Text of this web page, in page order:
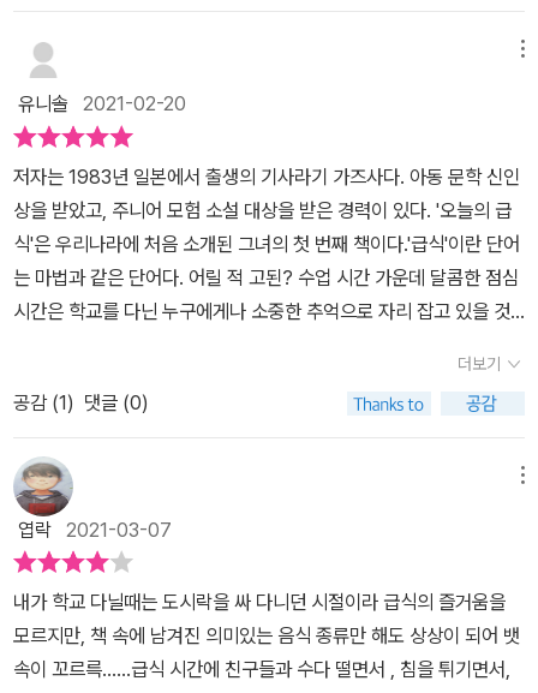
지 하다. 그리고 고민마다 등장하는 급식 메뉴는 이야기 속에서 사건
의 실마리가 되어 주기도 하고, 결정적인 계기가 되기도 하고, 힘든 순
간에 응원과 위로를 건네주기도 한다. 청소년의 맑고 행복한 삶을 응
원하는 저자의 태도가 음식마다 촘촘히 배어 있어, 주인공에게 가 닿
을 때 따뜻한 온기로 아이들을 포근히 감싸는 것이다. 주인공 여섯 학
생들 외에 등장하는 모든 인물들도 주목할 만하다. 미키와 고즈에가
화해할 수 있도록 아이디어를 제시하는 도모카, 늘 혼자 있는 기요노
에게 먼저 다가가 친근히 말을 건네는 야마자키, 마사토의 남모를 고
민을 진지하게 들어주고 응원을 건네는 원어민 교사 라미레스 선생
님……. 누구 하나 모난 인물 없이 각자의 자리에서 그 역할을 톡톡히
쓰는 인물들을 통해 선한 재미와 감동을 전한다. 이렇듯 《오늘의 급
식》은 ‘급식’이라는 익숙한 소재를 활용해 청소년들의 고민들을 유쾌
하고 그려 내었고, 진심 어린 마음만 있다면 무엇이든 현명하게 해결
해 나갈 수 있다는 용기를 전하는 작품이다. 개개인의 에피소드를 입
체적으로 담아내어 청소년 독자에게 깊은 공감과 감동을 전하고, 나
알아? '미키의 이야기를 시작으로 여섯 아이들의 이야기를 젤리, 마파
두부, 흑당 크림빵, 마카로니 수프, 초코우유, 크레이프로 맛있는 급식
들을 만날수 있게 되어 있다. 학교안에서 먹는 급식, 그 이야기속에
우리아이의 고민이 있을수도 있단 생각이 들었다.예전엔 도시락을 싸
다니는것이 당연했지만 지금은 학교에서 급식을 먹는것이 당연해졌
듯이우리 아이들의 변해가는 이야기를 알수있었던것 같아서 좋았던
것 같다. 어른들의 입장에서는 아무것도 아닐수 있는 아이들의 걱정
들을 읽으면서나도 한 아이의 엄마이기에 다른 시선으로 보고 아이들
의 마음을 조금이나마 알수있었고급식이라는 소재로 이렇게 좋은 책
을 쓸수 있구나 하는 생각이 들었다.그리고 아이와 함께 읽을수 있는
책이라 더 좋았던것 같다.
유니솔 2021-02-20
저자는 1983년 일본에서 출생의 기사라기 가즈사다. 아동 문학 신인
상을 받았고, 주니어 모험 소설 대상을 받은 경력이 있다. '오늘의 급
식'은 우리나라에 처음 소개된 그녀의 첫 번째 책이다.'급식'이란 단어
는 마법과 같은 단어다. 어릴 적 고된? 수업 시간 가운데 달콤한 점심
시간은 학교를 다닌 누구에게나 소중한 추억으로 자리 잡고 있을 것
친구와 같이 도란도란 앉아 이야기하며 먹은 급식이 이제는 2M 이상
떨어져 홀로 음미해야 하다니 참으로 안타깝다.오늘의 급식은 학교를
배경으로 14살의 학생의 순간들을 급식 메뉴에 대입해 찬란한 순간
을 그려놓은 청소년 대상 성장소설이다. 공립 중학교에 다니는 1학년
같은 반 학생이 등장하고 한 편마다 주인공 한 명의 이야기가 릴레이
형식으로 풀어진다. 처음 도입부는 새콤달콤한 화해의 맛 젤리부터
시작해 짜릿할 만큼 강렬한 용기의 맛 초코우유까지 여섯 가지 아이
들의 이야기가 단편으로 실어진 연작 소설이다.배경이 학교이다 보니
저절로 학창 시절로 돌아간 느낌이 들어 읽는 내내 향수에 젖었다. 정
말 짧은 단편이고 대화가 많아 집중하기도 전에 슉슉 지나가는 게 아
더보기
공감 (1) 댓글 (0)
엽락 2021-03-07
내가 학교 다닐때는 도시락을 싸 다니던 시절이라 급식의 즐거움을
모르지만, 책 속에 남겨진 의미있는 음식 종류만 해도 상상이 되어 뱃
속이 꼬르륵......급식 시간에 친구들과 수다 떨면서 , 침을 튀기면서,